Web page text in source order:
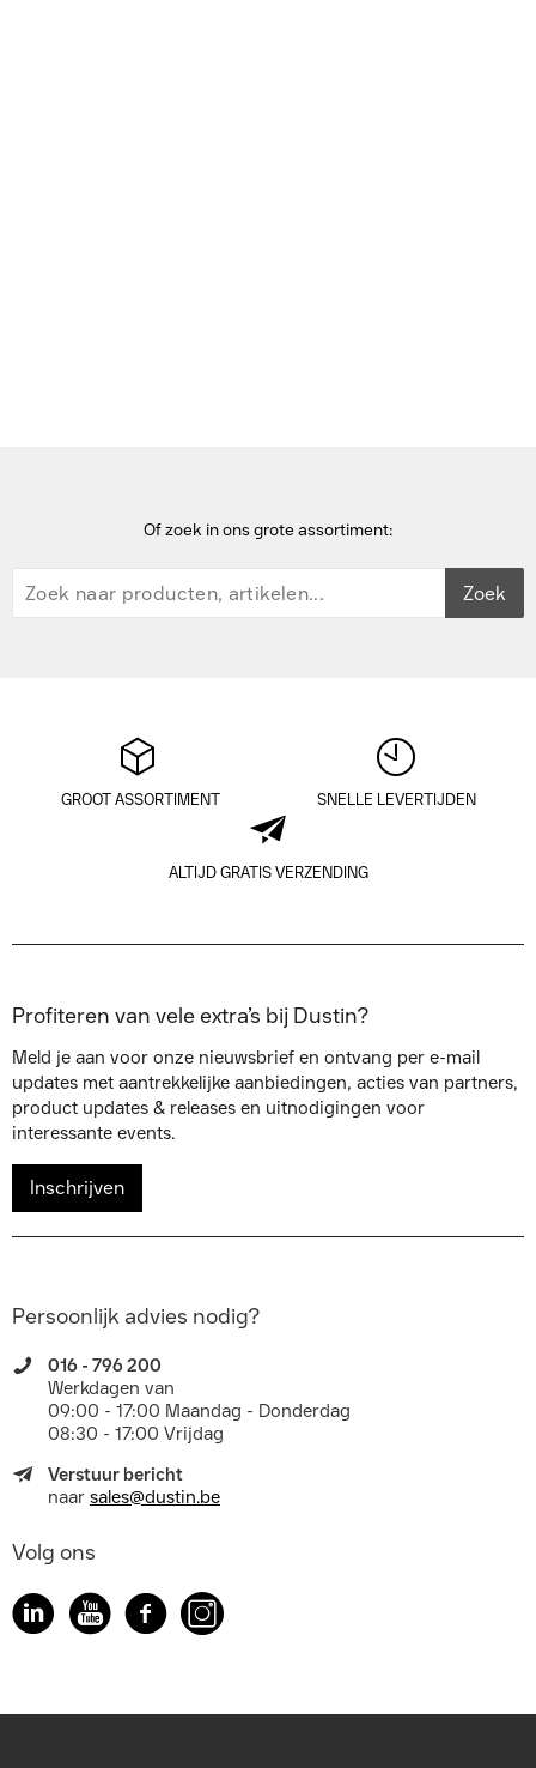
Of zoek in ons grote assortiment:
Zoek
GROOT ASSORTIMENT SNELLE LEVERTIJDEN
ALTIJD GRATIS VERZENDING
Profiteren van vele extra’s bij Dustin?
Meld je aan voor onze nieuwsbrief en ontvang per e-mail
updates met aantrekkelijke aanbiedingen, acties van partners,
product updates & releases en uitnodigingen voor
interessante events.
Inschrijven
Persoonlijk advies nodig?
016 - 796 200
Werkdagen van
09:00 - 17:00 Maandag - Donderdag
08:30 - 17:00 Vrijdag
Verstuur bericht
naar sales@dustin.be
Volg ons